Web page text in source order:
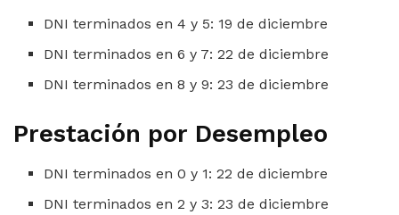
DNI terminados en 4 y 5: 19 de diciembre
DNI terminados en 6 y 7: 22 de diciembre
DNI terminados en 8 y 9: 23 de diciembre
Prestación por Desempleo
DNI terminados en 0 y 1: 22 de diciembre
DNI terminados en 2 y 3: 23 de diciembre